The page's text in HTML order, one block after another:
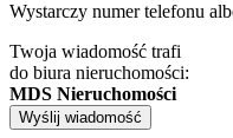
Wystarczy numer telefonu
Twoja wiadomość trafi
do biura nieruchomości:
MDS Nieruchomości
Wyślij wiadomość